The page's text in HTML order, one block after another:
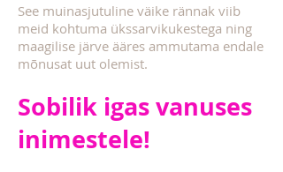
See muinasjutuline väike rännak viib
meid kohtuma ükssarvikukestega ning
maagilise järve ääres ammutama endale
mõnusat uut olemist.
Sobilik igas vanuses
inimestele!